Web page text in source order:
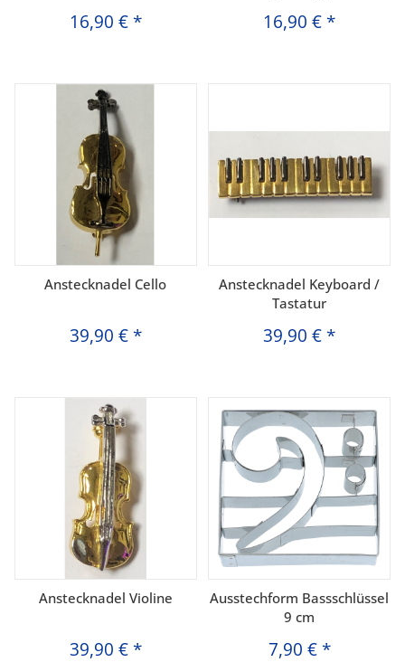
16,90 € * 16,90 € *
Anstecknadel Cello
39,90 € *
Anstecknadel Keyboard /
Tastatur
39,90 € *
Anstecknadel Violine
39,90 € *
Ausstechform Bassschlüssel
9 cm
7,90 € *